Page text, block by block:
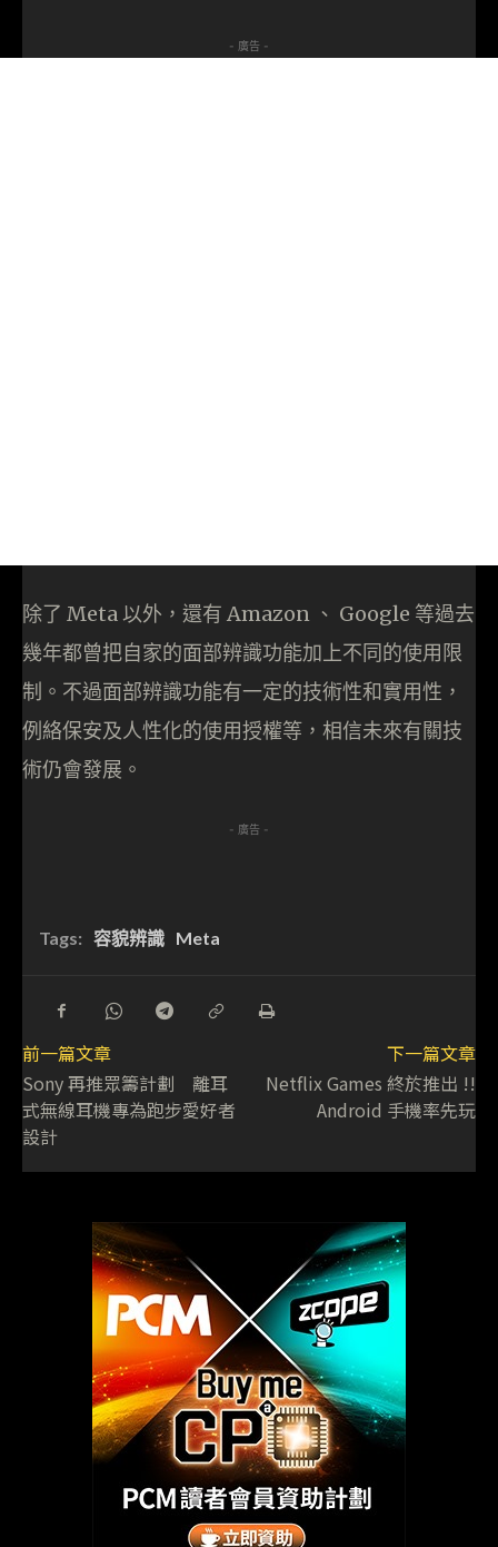
- 廣告 -
除了 Meta 以外，還有 Amazon 、 Google 等過去
幾年都曾把自家的面部辨識功能加上不同的使用限
制。不過面部辨識功能有一定的技術性和實用性，
例絡保安及人性化的使用授權等，相信未來有關技
術仍會發展。
- 廣告 -
Tags: 容貌辨識 Meta
前一篇文章
Sony 再推眾籌計劃 離耳
式無線耳機專為跑步愛好者
設計
下一篇文章
Netflix Games 終於推出 !!
Android 手機率先玩